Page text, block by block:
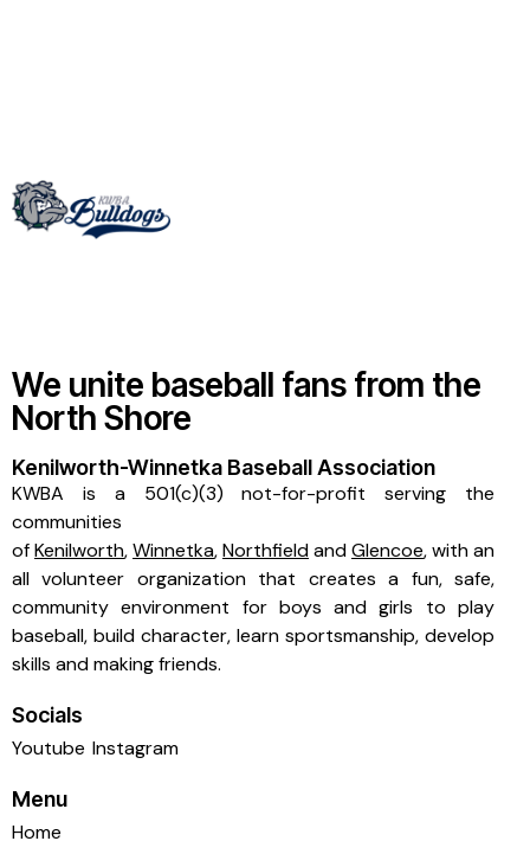
We unite baseball fans from the
North Shore
Kenilworth-Winnetka Baseball Association
KWBA is a 501(c)(3) not-for-profit serving the
communities
ofKenilworth,Winnetka,NorthfieldandGlencoe, with an
all volunteer organization that creates a fun, safe,
community environment for boys and girls to play
baseball, build character, learn sportsmanship, develop
skills and making friends.
Socials
Youtube Instagram
Menu
Home